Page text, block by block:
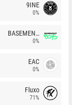
9INE
0%
BASEMENT BOYS
0%
EAC
0%
Fluxo
71%